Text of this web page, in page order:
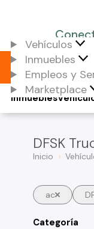
Vehículos
Inmuebles
Empleos y
Marketplace
Inmuebles
DFSK
Inicio
ac
Categoría